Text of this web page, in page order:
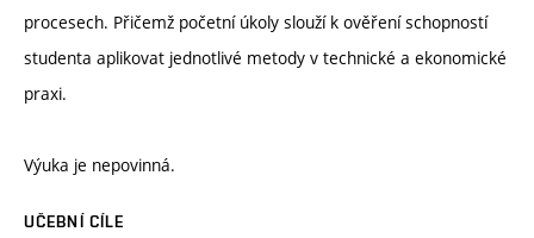
procesech. Přičemž početní úkoly slouží k ověření schopností
studenta aplikovat jednotlivé metody v technické a ekonomické
praxi.
Výuka je nepovinná.
UČEBNÍ CÍLE